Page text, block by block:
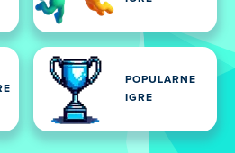
POPULARNE
IGRE